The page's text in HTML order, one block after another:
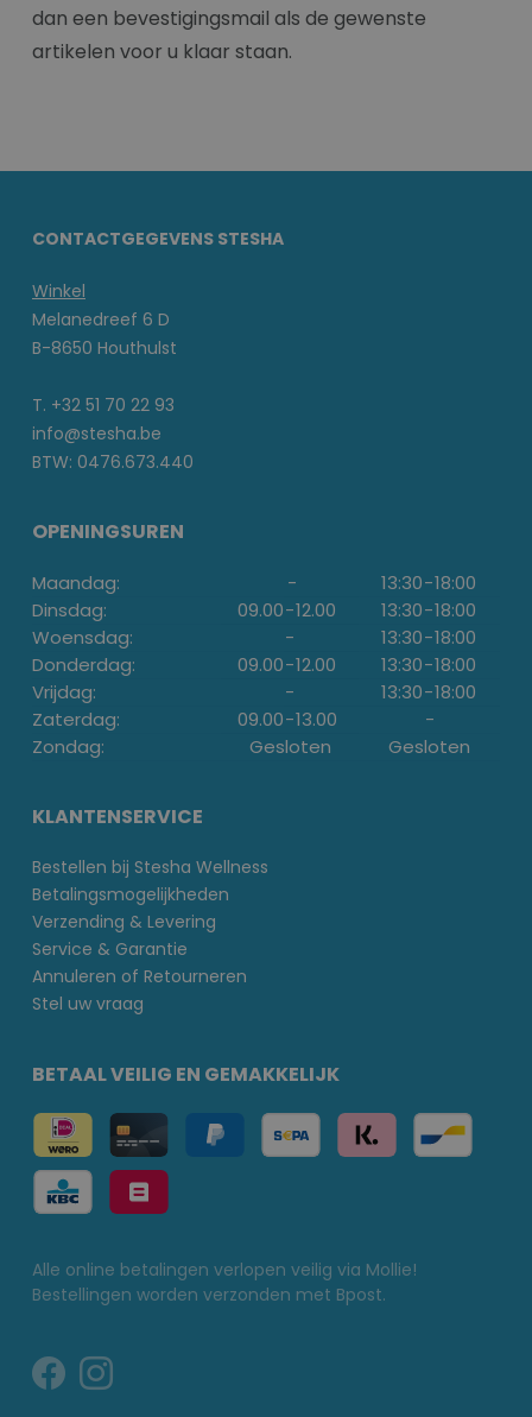
dan een bevestigingsmail als de gewenste
artikelen voor u klaar staan.
CONTACTGEGEVENS STESHA
Winkel
Melanedreef 6 D
B-8650 Houthulst
T. +32 51 70 22 93
info@stesha.be
BTW: 0476.673.440
OPENINGSUREN
Maandag: - 13:30-18:00
Dinsdag:
09.00-12.00 13:30-18:00
Woensdag:
- 13:30-18:00
Donderdag:
09.00-12.00 13:30-18:00
Vrijdag:
- 13:30-18:00
Zaterdag:
09.00-13.00
-
Zondag:
Gesloten Gesloten
KLANTENSERVICE
Bestellen bij Stesha Wellness
Betalingsmogelijkheden
Verzending & Levering
Service & Garantie
Annuleren of Retourneren
Stel uw vraag
BETAAL VEILIG EN GEMAKKELIJK
Alle online betalingen verlopen veilig via Mollie!
Bestellingen worden verzonden met Bpost.